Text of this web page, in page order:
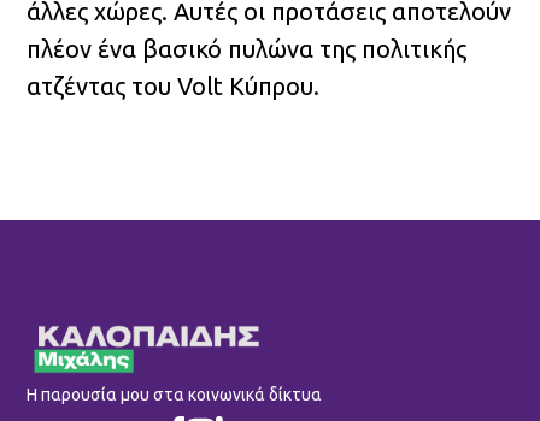
άλλες χώρες. Αυτές οι προτάσεις αποτελούν
πλέον ένα βασικό πυλώνα της πολιτικής
ατζέντας του Volt Κύπρου.
Η παρουσία μου στα κοινωνικά δίκτυα